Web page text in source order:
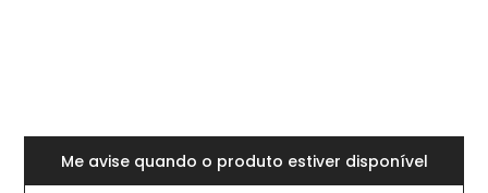
Me avise quando o produto estiver disponível